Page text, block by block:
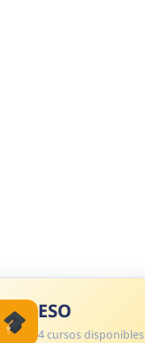
ESO
4 cursos disponibles